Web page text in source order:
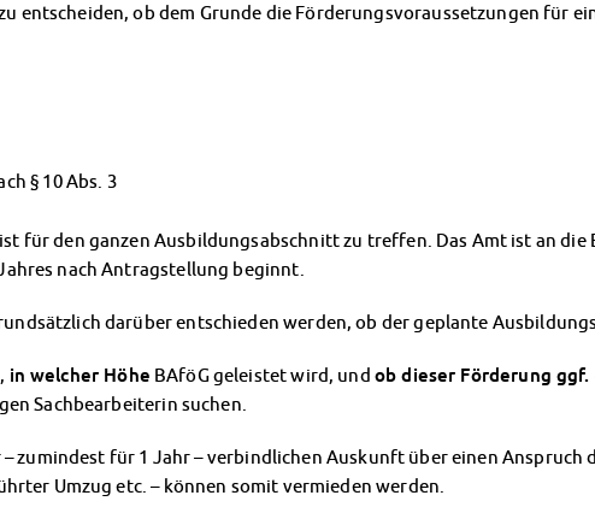
ob dem Grunde die Förderungsvoraussetzungen für
§ 10 Abs. 3
für den ganzen Ausbildungsabschnitt zu treffen. Das Amt ist an
nach Antragstellung beginnt.
darüber entschieden werden, ob der geplante
in welcher Höhe BAföG geleistet wird, und ob dieser Förderung
Sachbearbeiterin suchen.
zumindest für 1 Jahr – verbindlichen Auskunft über einen Anspruch
Umzug etc. – können somit vermieden werden.